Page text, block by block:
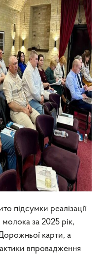
підсумки реалізації
за 2025 рік,
карти, а
впровадження